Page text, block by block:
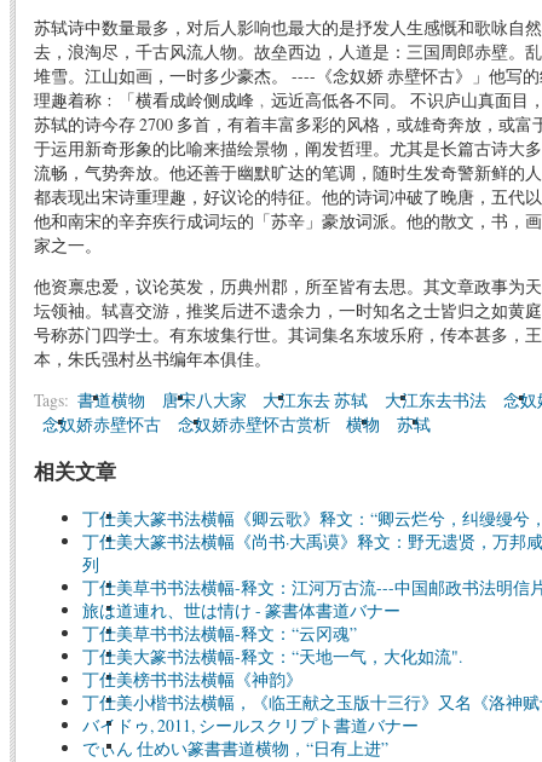
苏轼诗中数量最多，对后人影响也最大的是抒发人生感慨和歌咏自
去，浪淘尽，千古风流人物。故垒西边，人道是：三国周郎赤壁。
堆雪。江山如画，一时多少豪杰。 ----《念奴娇 赤壁怀古》」他写
理趣着称﹕「横看成岭侧成峰﹐远近高低各不同。 不识庐山真面目
苏轼的诗今存 2700 多首，有着丰富多彩的风格，或雄奇奔放，或
于运用新奇形象的比喻来描绘景物，阐发哲理。尤其是长篇古诗大
流畅，气势奔放。他还善于幽默旷达的笔调，随时生发奇警新鲜的
都表现出宋诗重理趣，好议论的特征。他的诗词冲破了晚唐，五代
他和南宋的辛弃疾行成词坛的「苏辛」豪放词派。他的散文，书，
家之一。
他资禀忠爱，议论英发，历典州郡，所至皆有去思。其文章政事为
坛领袖。轼喜交游，推奖后进不遗余力，一时知名之士皆归之如黄
号称苏门四学士。有东坡集行世。其词集名东坡乐府，传本甚多，
本，朱氏强村丛书编年本俱佳。
Tags: 書道横物 唐宋八大家 大江东去 苏轼 大江东去书法
念奴
念奴娇赤壁怀古
念奴娇赤壁怀古赏析 横物 苏轼
相关文章
丁仕美大篆书法横幅《卿云歌》释文：“卿云烂兮，纠缦缦兮
丁仕美大篆书法横幅《尚书·大禹谟》释文：野无遗贤，万邦
列
丁仕美草书书法横幅-释文：江河万古流---中国邮政书法明信
旅は道連れ、世は情け - 篆書体書道バナー
丁仕美草书书法横幅-释文：“云冈魂”
丁仕美大篆书法横幅-释文：“天地一气，大化如流".
丁仕美榜书书法横幅《神韵》
丁仕美小楷书法横幅，《临王献之玉版十三行》又名《洛神
バイドゥ, 2011, シールスクリプト書道バナー
でぃん 仕めい篆書書道横物，“日有上进”